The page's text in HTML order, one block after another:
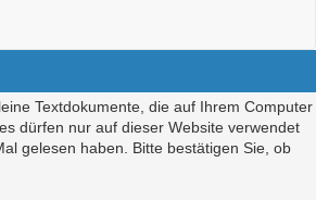
Textdokumente, die auf Ihrem Computer
dürfen nur auf dieser Website verwendet
gelesen haben. Bitte bestätigen Sie, ob